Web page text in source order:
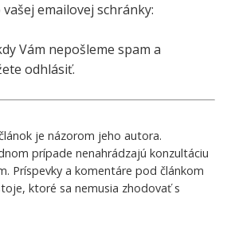
emailovej schránky:
Vám nepošleme spam a
odhlásiť.
je názorom jeho autora.
prípade nenahrádzajú konzultáciu
Príspevky a komentáre pod článkom
ktoré sa nemusia zhodovať s